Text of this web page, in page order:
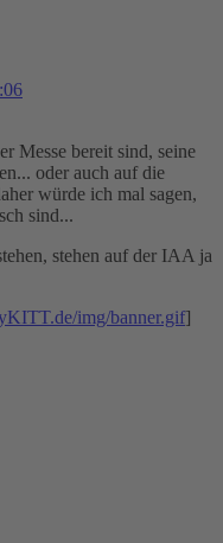
Messe bereit sind, seine
oder auch auf die
würde ich mal sagen,
sind...
stehen auf der IAA ja
img/banner.gif]